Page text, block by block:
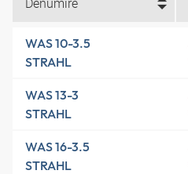
WAS 10-3.5
STRAHL
WAS 13-3
STRAHL
WAS 16-3.5
STRAHL